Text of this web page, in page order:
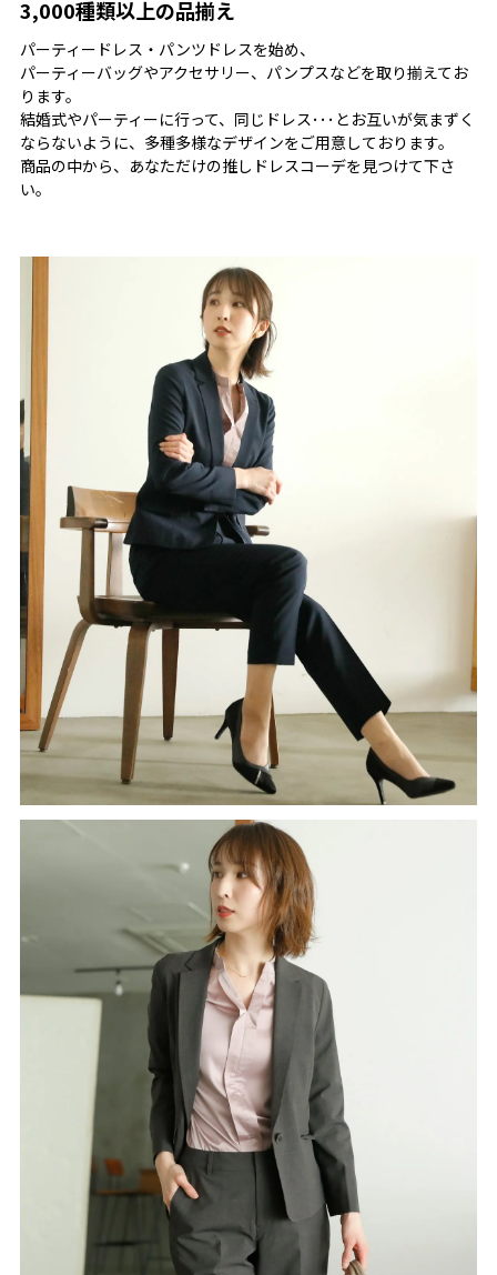
◆付属品:なし
◆カラー:グレー/ネイビー
モデル参考
備考
※商品を平置きにし、メジャーにて手作業による採寸をして
おります。若干の誤差が出る場合がございます。 サイズ等で
ご不明な点はお問い合わせください。
【当店のサイズガイドはこちら→】
3,000種類以上の品揃え
パーティードレス・パンツドレスを始め、
パーティーバッグやアクセサリー、パンプスなどを取り揃えてお
ります。
結婚式やパーティーに行って、同じドレス･･･とお互いが気まずく
ならないように、多種多様なデザインをご用意しております。
商品の中から、あなただけの推しドレスコーデを見つけて下さ
い。